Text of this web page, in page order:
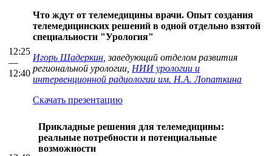
12:25
—
12:40
Что ждут от телемедицины врачи. Опыт создания
телемедицинских решений в одной отдельно взятой
специальности "Урология"
Игорь Шадеркин , заведующий отделом развития
региональной урологии, НИИ урологии и
интервенционной радиологии им. Н.А. Лопаткина
Скачать презентацию
Прикладные решения для телемедицины:
реальные потребности и потенциальные
возможности